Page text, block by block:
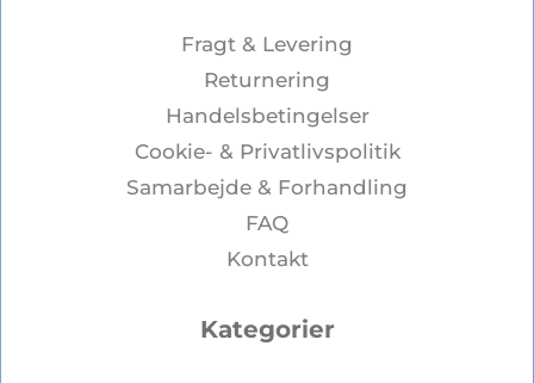
Fragt & Levering
Returnering
Handelsbetingelser
Cookie- & Privatlivspolitik
Samarbejde & Forhandling
FAQ
Kontakt
Kategorier